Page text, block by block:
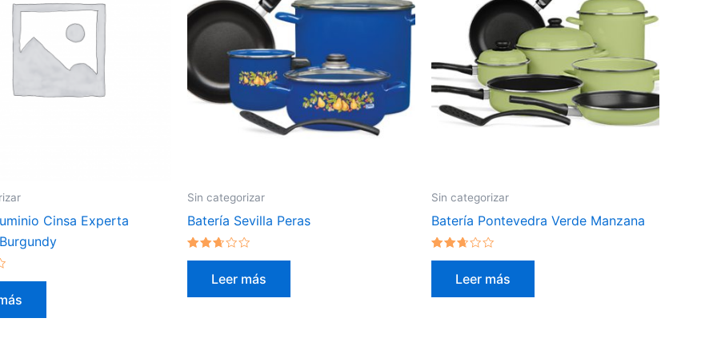
Cinsa Experta
Sin categorizar
Batería Sevilla Peras
Valorado
Leer más
Sin categorizar
Batería Pontevedra Verde Manzana
Valorado
Leer más